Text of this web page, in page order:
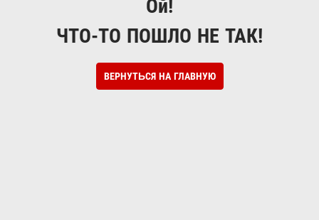
Ой!
ЧТО-ТО ПОШЛО НЕ ТАК!
ВЕРНУТЬСЯ НА ГЛАВНУЮ